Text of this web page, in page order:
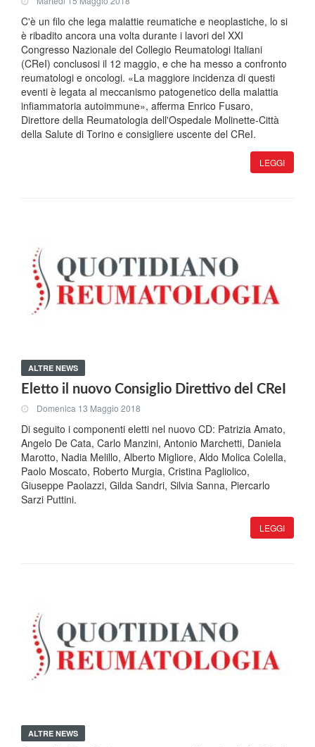
C'è un filo che lega malattie reumatiche e neoplastiche, lo si
è ribadito ancora una volta durante i lavori del XXI
Congresso Nazionale del Collegio Reumatologi Italiani
(CReI) conclusosi il 12 maggio, e che ha messo a confronto
reumatologi e oncologi. «La maggiore incidenza di questi
eventi è legata al meccanismo patogenetico della malattia
infiammatoria autoimmune», afferma Enrico Fusaro,
Direttore della Reumatologia dell'Ospedale Molinette-Città
della Salute di Torino e consigliere uscente del CReI.
LEGGI
ALTRE NEWS
Eletto il nuovo Consiglio Direttivo del CReI
Domenica 13 Maggio 2018
Di seguito i componenti eletti nel nuovo CD: Patrizia Amato,
Angelo De Cata, Carlo Manzini, Antonio Marchetti, Daniela
Marotto, Nadia Melillo, Alberto Migliore, Aldo Molica Colella,
Paolo Moscato, Roberto Murgia, Cristina Pagliolico,
Giuseppe Paolazzi, Gilda Sandri, Silvia Sanna, Piercarlo
Sarzi Puttini.
LEGGI
ALTRE NEWS